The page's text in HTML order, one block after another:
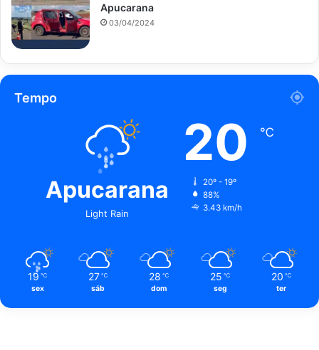
Apucarana
03/04/2024
Tempo
Apucarana
Light Rain
20 ℃
20º - 19º
88%
3.43 km/h
19 ℃
sex
27 ℃
sáb
28 ℃
dom
25 ℃
seg
20 ℃
ter